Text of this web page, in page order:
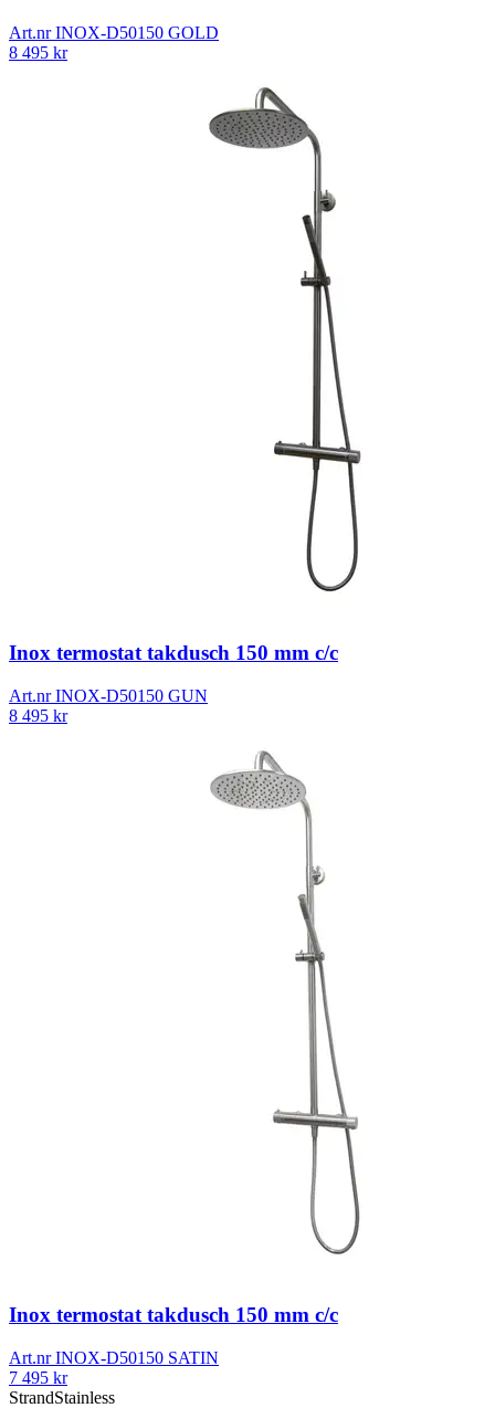
Art.nrINOX-D50150 GOLD
8 495 kr
Inox termostat takdusch 150 mm c/c
Art.nrINOX-D50150 GUN
8 495 kr
Inox termostat takdusch 150 mm c/c
Art.nrINOX-D50150 SATIN
7 495 kr
StrandStainless